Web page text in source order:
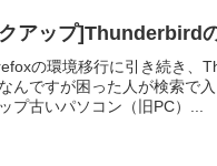
アップ]Thunderbird
の環境移行に引き続き、
んですが困った人が検索で
プ古いパソコン（旧PC）...